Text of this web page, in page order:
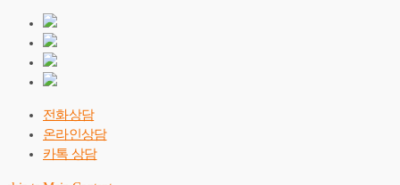
전화상담
온라인상담
카톡 상담